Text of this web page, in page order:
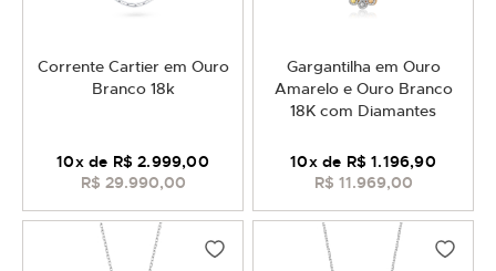
Corrente Cartier em Ouro
Branco 18k
R$ 29.990,00
10x de R$ 2.999,00
Gargantilha em Ouro
Amarelo e Ouro Branco
18K com Diamantes
R$ 11.969,00
10x de R$ 1.196,90